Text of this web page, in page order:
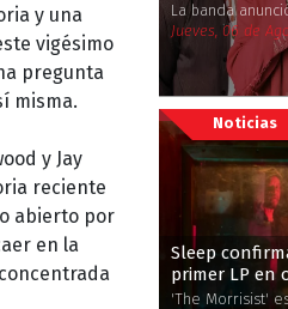
y una
vigésimo
pregunta
misma.
y Jay
reciente
abierto por
en la
La banda
Jueves, 06 de
Noticias
Sleep
primer LP en
'The Morrisist'